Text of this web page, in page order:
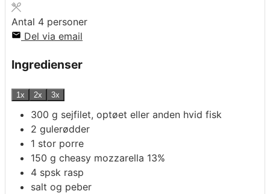
Antal 4 personer
Del via email
Ingredienser
1x 2x 3x
300 g sejfilet, optøet eller anden hvid fisk
2 gulerødder
1 stor porre
150 g cheasy mozzarella 13%
4 spsk rasp
salt og peber